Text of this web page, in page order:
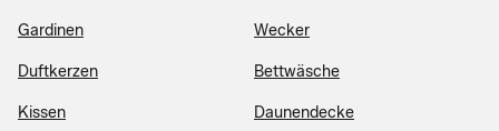
Gardinen Wecker
Duftkerzen Bettwäsche
Kissen Daunendecke